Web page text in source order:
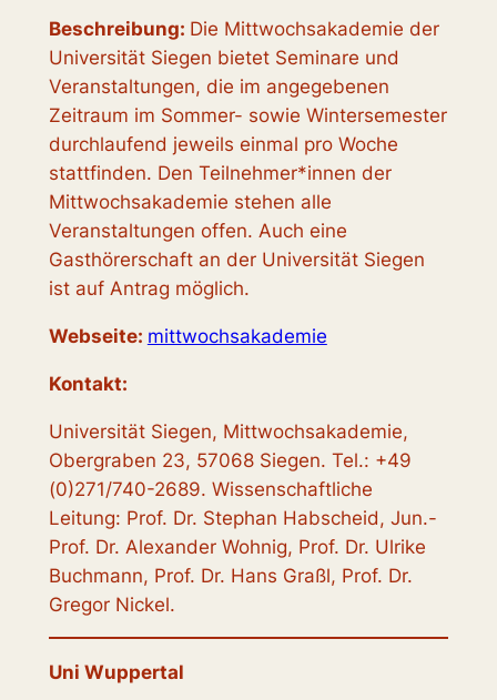
Beschreibung: Die Mittwochsakademie der
Universität Siegen bietet Seminare und
Veranstaltungen, die im angegebenen
Zeitraum im Sommer- sowie Wintersemester
durchlaufend jeweils einmal pro Woche
stattfinden. Den Teilnehmer*innen der
Mittwochsakademie stehen alle
Veranstaltungen offen. Auch eine
Gasthörerschaft an der Universität Siegen
ist auf Antrag möglich.
Webseite: mittwochsakademie
Kontakt:
Universität Siegen, Mittwochsakademie,
Obergraben 23, 57068 Siegen. Tel.: +49
(0)271/740-2689. Wissenschaftliche
Leitung: Prof. Dr. Stephan Habscheid, Jun.-
Prof. Dr. Alexander Wohnig, Prof. Dr. Ulrike
Buchmann, Prof. Dr. Hans Graßl, Prof. Dr.
Gregor Nickel.
Uni Wuppertal